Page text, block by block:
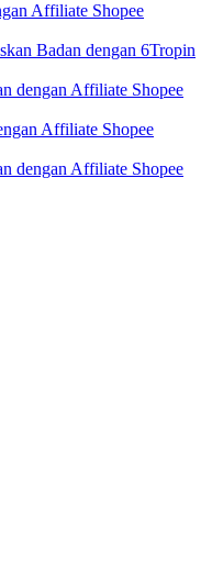
Affiliate Shopee
Badan dengan 6Tropin
dengan Affiliate Shopee
Affiliate Shopee
dengan Affiliate Shopee